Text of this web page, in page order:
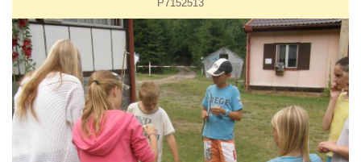
P7152513